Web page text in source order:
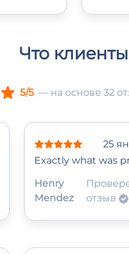
Что
5/5 — на основе 32
25
Exactly what was
Henry
Mendez
отзыв